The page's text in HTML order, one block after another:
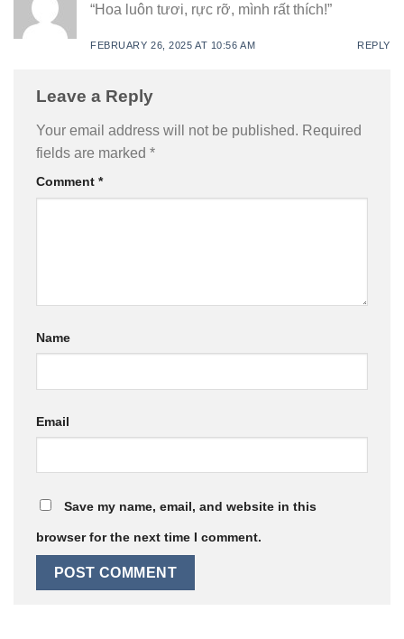
“Hoa luôn tươi, rực rỡ, mình rất thích!”
FEBRUARY 26, 2025 AT 10:56 AM REPLY
Leave a Reply
Your email address will not be published. Required
fields are marked *
Comment *
Name
Email
Save my name, email, and website in this
browser for the next time I comment.